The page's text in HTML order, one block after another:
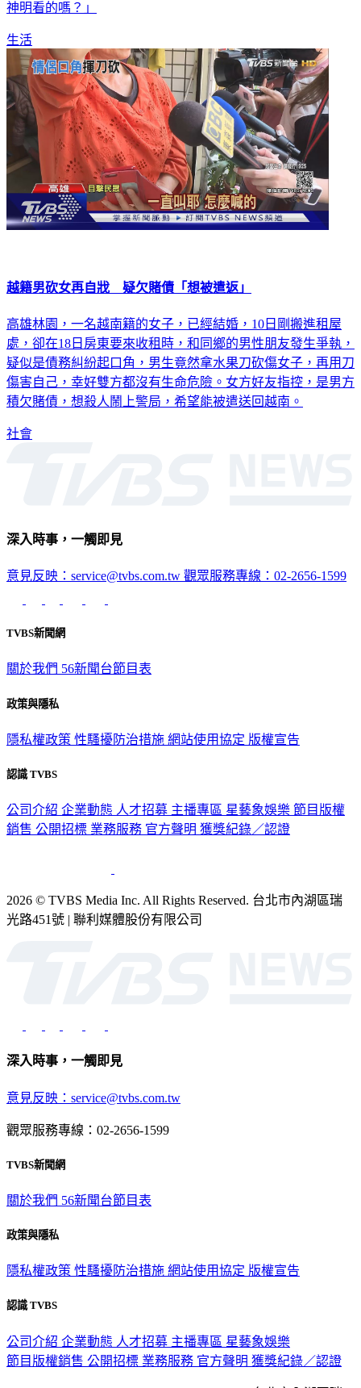
神明看的嗎？」
生活
越籍男砍女再自戕 疑欠賭債「想被遣返」
高雄林園，一名越南籍的女子，已經結婚，10日剛搬進租屋
處，卻在18日房東要來收租時，和同鄉的男性朋友發生爭執，
疑似是債務糾紛起口角，男生竟然拿水果刀砍傷女子，再用刀
傷害自己，幸好雙方都沒有生命危險。女方好友指控，是男方
積欠賭債，想殺人鬧上警局，希望能被遣送回越南。
社會
深入時事，一觸即見
意見反映：service@tvbs.com.tw 觀眾服務專線：02-2656-1599
TVBS新聞網
關於我們 56新聞台節目表
政策與隱私
隱私權政策 性騷擾防治措施 網站使用協定 版權宣告
認識 TVBS
公司介紹 企業動態 人才招募 主播專區 星藝象娛樂 節目版權
銷售 公開招標 業務服務 官方聲明 獲獎紀錄／認證
2026 © TVBS Media Inc. All Rights Reserved. 台北市內湖區瑞
光路451號 | 聯利媒體股份有限公司
深入時事，一觸即見
意見反映：service@tvbs.com.tw
觀眾服務專線：02-2656-1599
TVBS新聞網
關於我們 56新聞台節目表
政策與隱私
隱私權政策 性騷擾防治措施 網站使用協定 版權宣告
認識 TVBS
公司介紹 企業動態 人才招募 主播專區 星藝象娛樂
節目版權銷售 公開招標 業務服務 官方聲明 獲獎紀錄／認證